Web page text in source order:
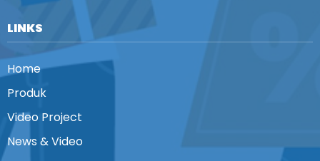
LINKS
Home
Produk
Video Project
News & Video